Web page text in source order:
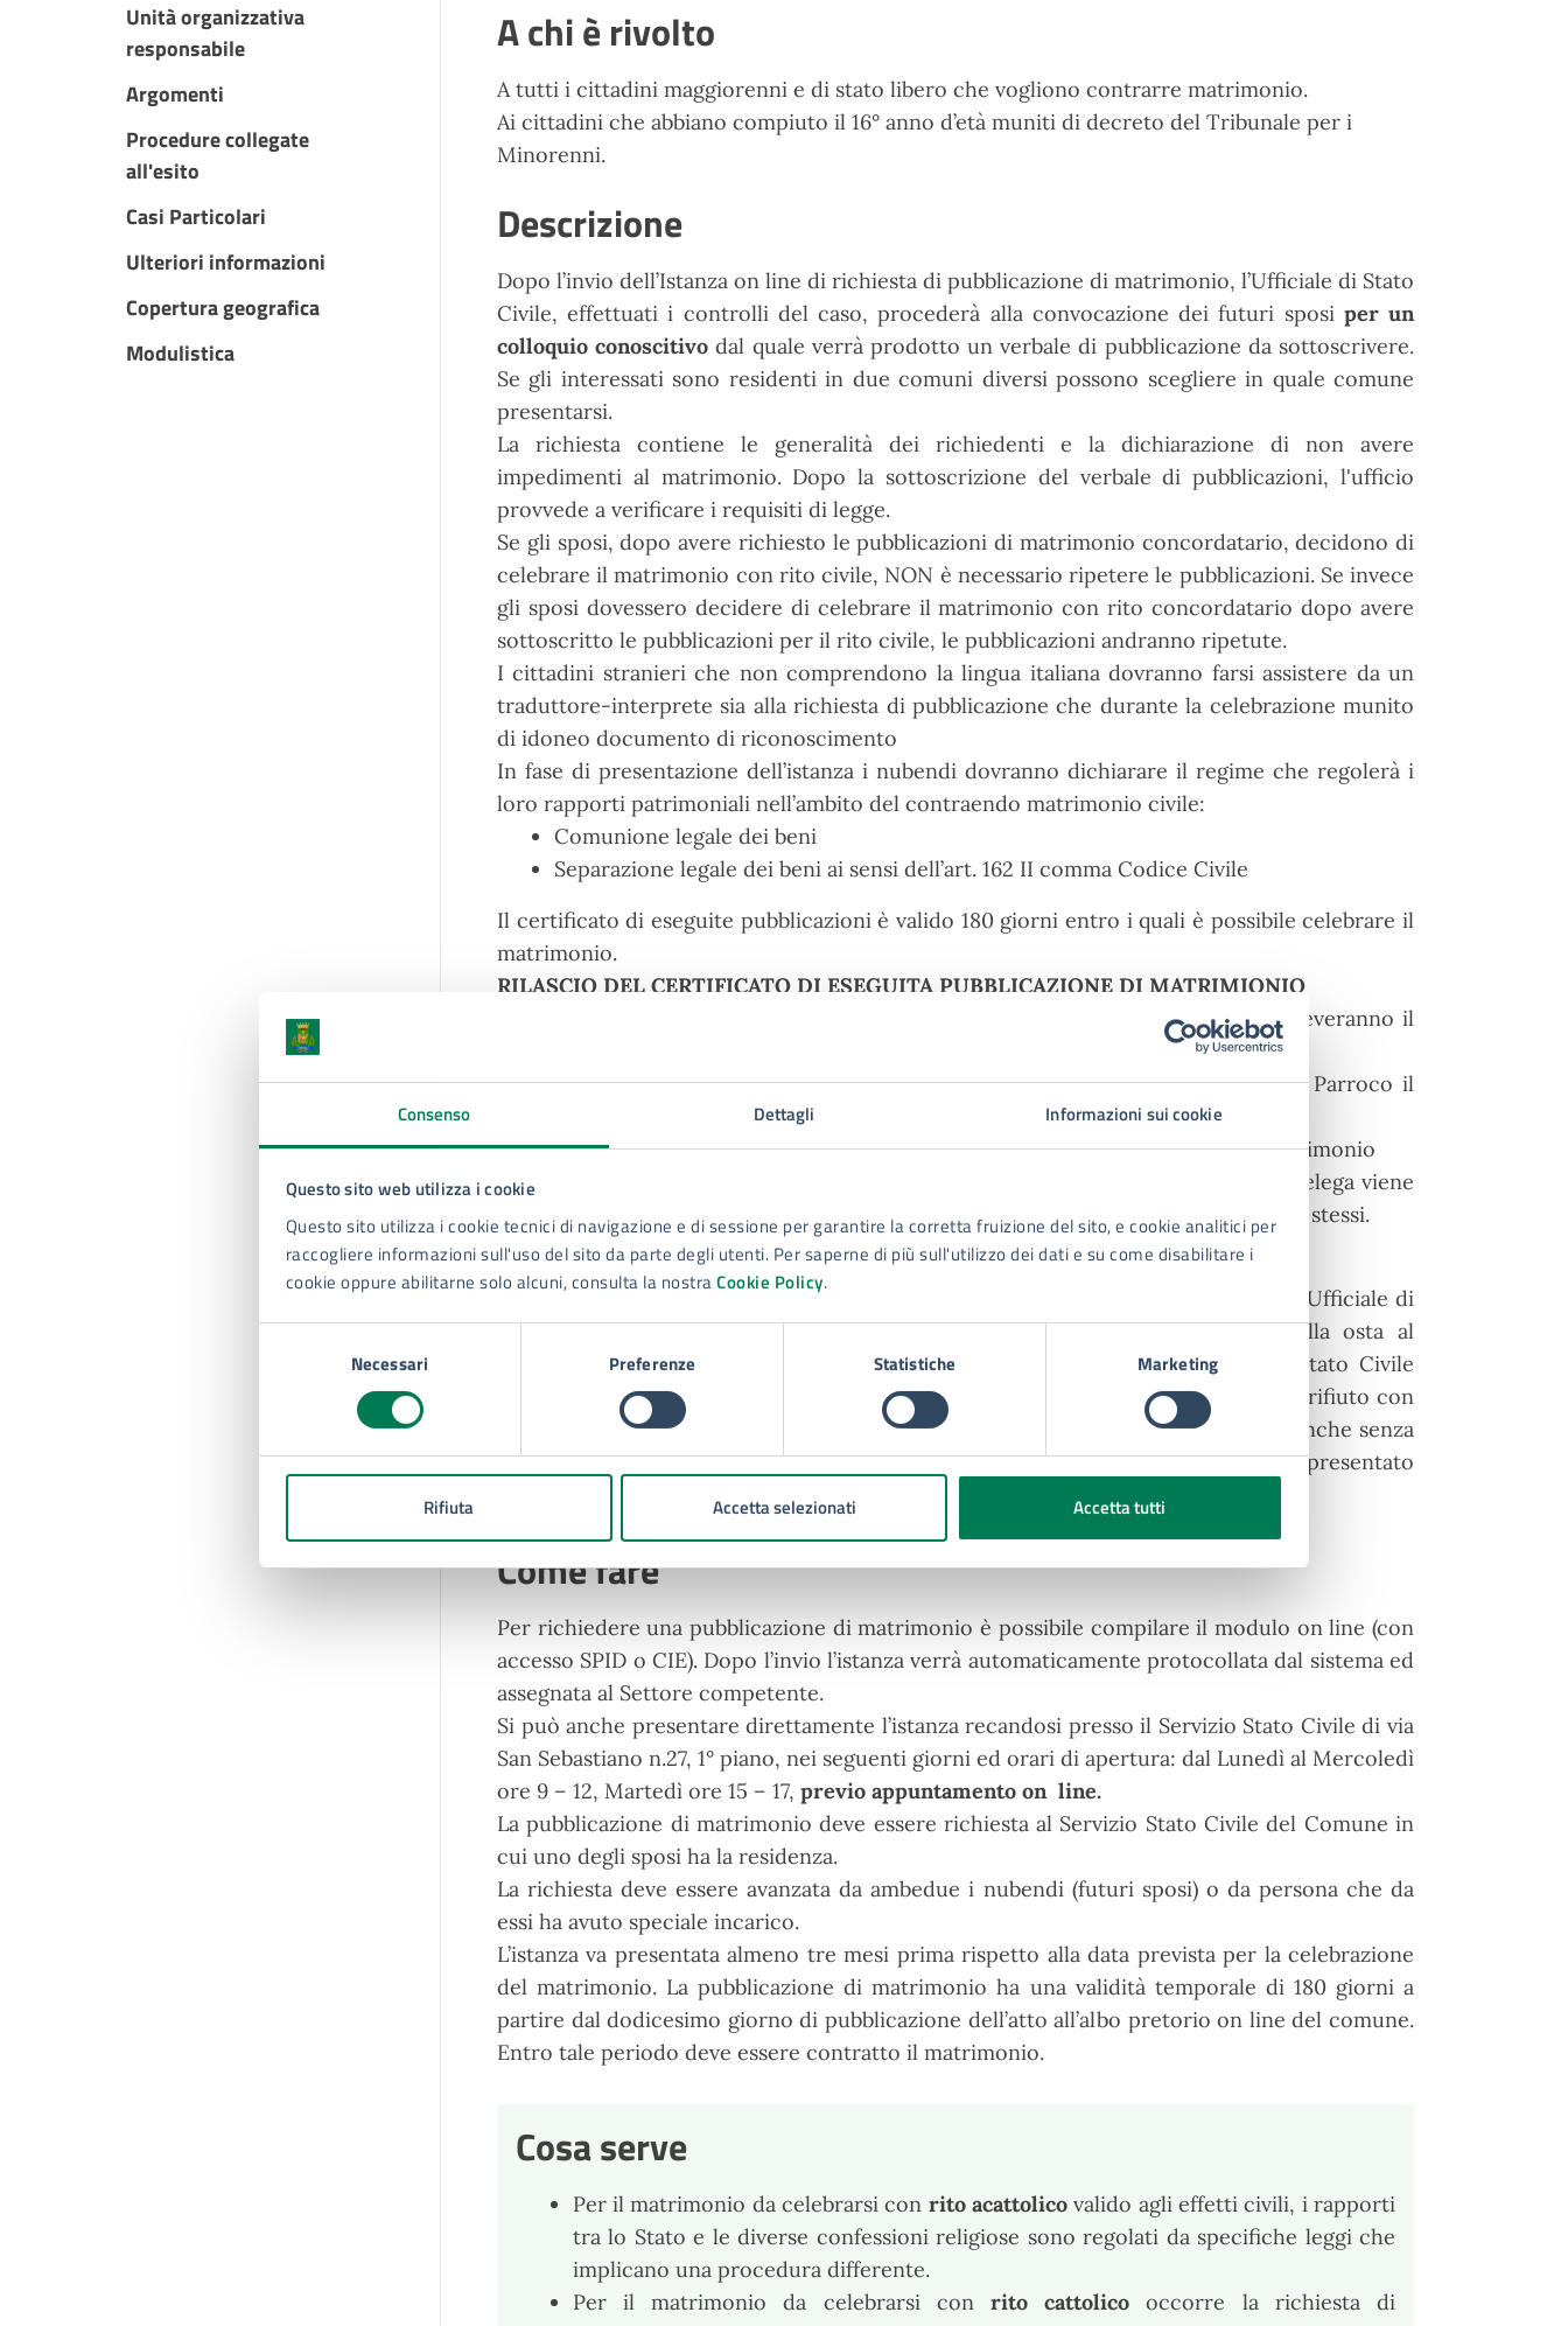
Consenso Dettagli Informazioni sui cookie
Questo sito web utilizza i cookie
Questo sito utilizza i cookie tecnici di navigazione e di sessione per garantire la corretta fruizione del sito, e cookie analitici per
raccogliere informazioni sull'uso del sito da parte degli utenti. Per saperne di più sull'utilizzo dei dati e su come disabilitare i
cookie oppure abilitarne solo alcuni, consulta la nostraCookie Policy.
Necessari Preferenze Statistiche Marketing
Rifiuta Accetta selezionati Accetta tutti
Unità organizzativa
responsabile
Argomenti
Procedure collegate
all'esito
Casi Particolari
Ulteriori informazioni
Copertura geografica
Modulistica
A chi è rivolto
A tutti i cittadini maggiorenni e di stato libero che vogliono contrarre matrimonio.
Ai cittadini che abbiano compiuto il 16° anno d’età muniti di decreto del Tribunale per i
Minorenni.
Descrizione
Dopo l’invio dell’Istanza on line di richiesta di pubblicazione di matrimonio, l’Ufficiale di Stato
Civile, effettuati i controlli del caso, procederà alla convocazione dei futuri sposi per un
colloquio conoscitivo dal quale verrà prodotto un verbale di pubblicazione da sottoscrivere.
Se gli interessati sono residenti in due comuni diversi possono scegliere in quale comune
presentarsi.
La richiesta contiene le generalità dei richiedenti e la dichiarazione di non avere
impedimenti al matrimonio. Dopo la sottoscrizione del verbale di pubblicazioni, l'ufficio
provvede a verificare i requisiti di legge.
Se gli sposi, dopo avere richiesto le pubblicazioni di matrimonio concordatario, decidono di
celebrare il matrimonio con rito civile, NON è necessario ripetere le pubblicazioni. Se invece
gli sposi dovessero decidere di celebrare il matrimonio con rito concordatario dopo avere
sottoscritto le pubblicazioni per il rito civile, le pubblicazioni andranno ripetute.
I cittadini stranieri che non comprendono la lingua italiana dovranno farsi assistere da un
traduttore-interprete sia alla richiesta di pubblicazione che durante la celebrazione munito
di idoneo documento di riconoscimento
In fase di presentazione dell’istanza i nubendi dovranno dichiarare il regime che regolerà i
loro rapporti patrimoniali nell’ambito del contraendo matrimonio civile:
Comunione legale dei beni
Separazione legale dei beni ai sensi dell’art. 162 II comma Codice Civile
Il certificato di eseguite pubblicazioni è valido 180 giorni entro i quali è possibile celebrare il
matrimonio.
RILASCIO DEL CERTIFICATO DI ESEGUITA PUBBLICAZIONE DI MATRIMIONIO
Una volta terminata l’affissione della pubblicazione di matrimonio, i nubendi riceveranno il
matrimonio concordatario: i nubendi dovranno stampare e consegnare al Parroco il
matrimonio civile a Siracusa: i nubendi potranno prenotare la data del matrimonio
: il certificato comprensivo di delega viene
inviato tramite Pec al comune di celebrazione e, per conoscenza, ai nubendi stessi.
RIFIUTO DELLA PUBBLICAZIONE
Se esistono impedimenti al matrimonio, la pubblicazione può essere rifiutata dall’Ufficiale di
Stato Civile. E’ il caso del cittadino straniero che non può produrre il nulla osta al
matrimonio. Dopo la sottoscrizione del verbale di pubblicazioni, l'Ufficiale di Stato Civile
rilascia all’interessato un provvedimento di rifiuto. Il cittadino potrà impugnare il rifiuto con
ricorso al Tribunale che deciderà se ammettere la celebrazione del matrimonio anche senza
il nulla osta. In questo caso il Tribunale emette un provvedimento che sarà presentato
presso l'ufficio per potere procedere alle pubblicazioni.
Come fare
Per richiedere una pubblicazione di matrimonio è possibile compilare il modulo on line (con
accesso SPID o CIE). Dopo l’invio l’istanza verrà automaticamente protocollata dal sistema ed
assegnata al Settore competente.
Si può anche presentare direttamente l’istanza recandosi presso il Servizio Stato Civile di via
San Sebastiano n.27, 1° piano, nei seguenti giorni ed orari di apertura: dal Lunedì al Mercoledì
ore 9 – 12, Martedì ore 15 – 17, previo appuntamento on line.
La pubblicazione di matrimonio deve essere richiesta al Servizio Stato Civile del Comune in
cui uno degli sposi ha la residenza.
La richiesta deve essere avanzata da ambedue i nubendi (futuri sposi) o da persona che da
essi ha avuto speciale incarico.
L’istanza va presentata almeno tre mesi prima rispetto alla data prevista per la celebrazione
del matrimonio. La pubblicazione di matrimonio ha una validità temporale di 180 giorni a
partire dal dodicesimo giorno di pubblicazione dell’atto all’albo pretorio on line del comune.
Entro tale periodo deve essere contratto il matrimonio.
Cosa serve
Per il matrimonio da celebrarsi con rito acattolico valido agli effetti civili, i rapporti
tra lo Stato e le diverse confessioni religiose sono regolati da specifiche leggi che
implicano una procedura differente.
Per il matrimonio da celebrarsi con rito cattolico occorre la richiesta di